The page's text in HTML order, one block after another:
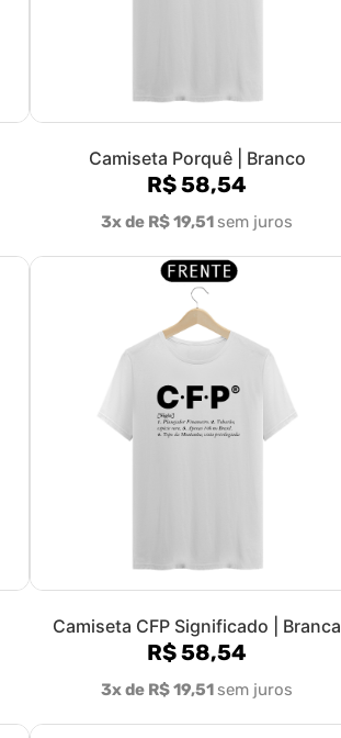
Camiseta Porquê | Branco
R$ 58,54
3x de R$ 19,51sem juros
Camiseta CFP Significado | Branca
R$ 58,54
3x de R$ 19,51sem juros